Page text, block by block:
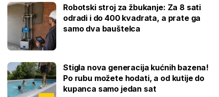
Robotski stroj za žbukanje: Za 8 sati
odradi i do 400 kvadrata, a prate ga
samo dva bauštelca
Stigla nova generacija kućnih bazena!
Po rubu možete hodati, a od kutije do
kupanca samo jedan sat